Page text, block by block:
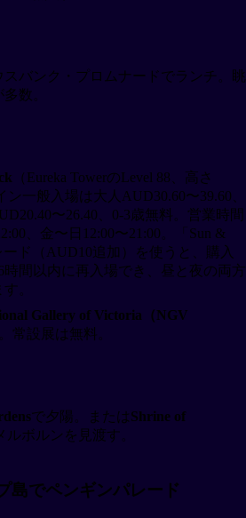
バンク・プロムナードでランチ。眺
数。
（Eureka TowerのLevel 88、高さ
ン一般入場は大人AUD30.60〜39.60、
〜26.40、0-3歳無料。営業時間
、金〜日12:00〜21:00。「Sun &
ード（AUD10追加）を使うと、購入
時間以内に再入場でき、昼と夜の両方
。
Gallery of Victoria（NGV
常設展は無料。
で夕陽。またはShrine of
ルボルンを見渡す。
島でペンギンパレード